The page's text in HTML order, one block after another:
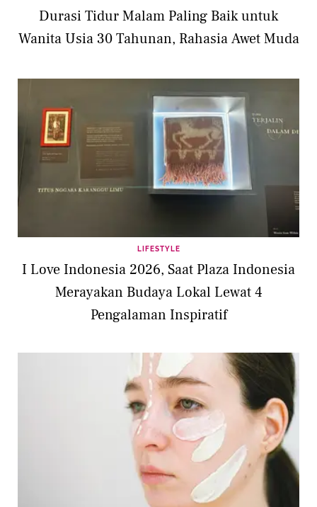
Durasi Tidur Malam Paling Baik untuk
Wanita Usia 30 Tahunan, Rahasia Awet Muda
LIFESTYLE
I Love Indonesia 2026, Saat Plaza Indonesia
Merayakan Budaya Lokal Lewat 4
Pengalaman Inspiratif